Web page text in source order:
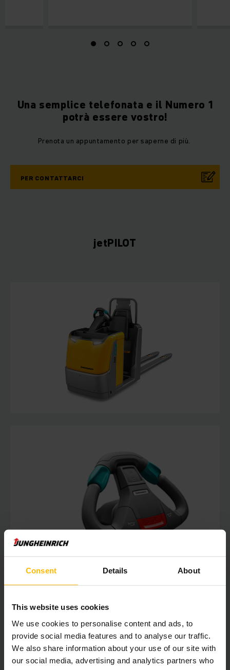
Consent Details About
This website uses cookies
We use cookies to personalise content and ads, to
provide social media features and to analyse our traffic.
We also share information about your use of our site with
our social media, advertising and analytics partners who
Una semplice telefonata e il Numero 1
potrà essere vostro!
Prenota un appuntamento per saperne di più.
PER CONTATTARCI
jetPILOT